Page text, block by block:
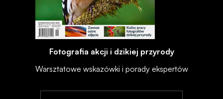
Fotografia akcji i dzikiej przyrody
Warsztatowe wskazówki i porady ekspertów